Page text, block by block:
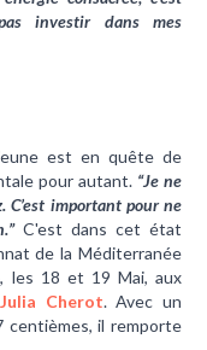
investir dans mes
est en quête de
pour autant. “Je ne
C’est important pour ne
C'est dans cet état
de la Méditerranée
les 18 et 19 Mai, aux
Julia Cherot. Avec un
centièmes, il remporte